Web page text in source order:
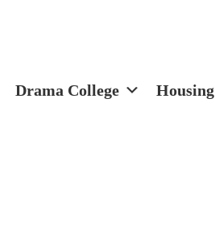
Drama College Housing